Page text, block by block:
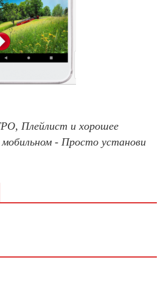
Плейлист и хорошее
- Просто установи